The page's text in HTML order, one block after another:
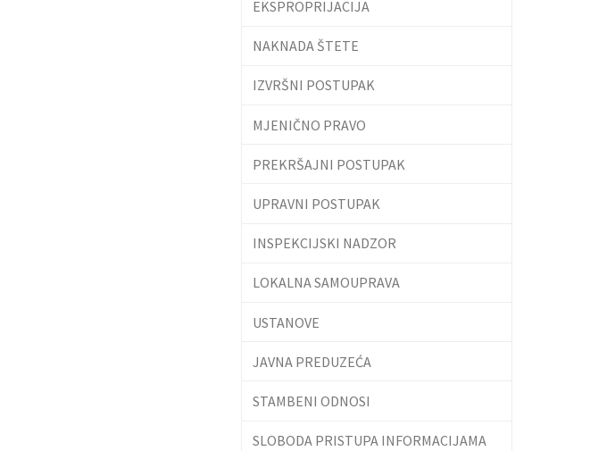
EKSPROPRIJACIJA
NAKNADA ŠTETE
IZVRŠNI POSTUPAK
MJENIČNO PRAVO
PREKRŠAJNI POSTUPAK
UPRAVNI POSTUPAK
INSPEKCIJSKI NADZOR
LOKALNA SAMOUPRAVA
USTANOVE
JAVNA PREDUZEĆA
STAMBENI ODNOSI
SLOBODA PRISTUPA INFORMACIJAMA